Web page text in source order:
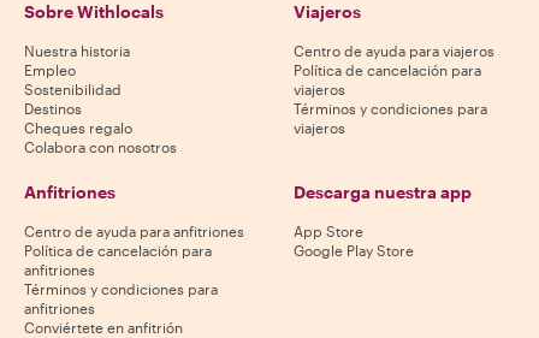
Sobre Withlocals
Nuestra historia
Empleo
Sostenibilidad
Destinos
Cheques regalo
Colabora con nosotros
Viajeros
Centro de ayuda para viajeros
Política de cancelación para
viajeros
Términos y condiciones para
viajeros
Anfitriones
Centro de ayuda para anfitriones
Política de cancelación para
anfitriones
Términos y condiciones para
anfitriones
Conviértete en anfitrión
Descarga nuestra app
App Store
Google Play Store